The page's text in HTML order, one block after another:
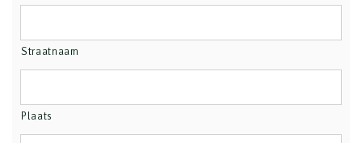
Straatnaam
Plaats